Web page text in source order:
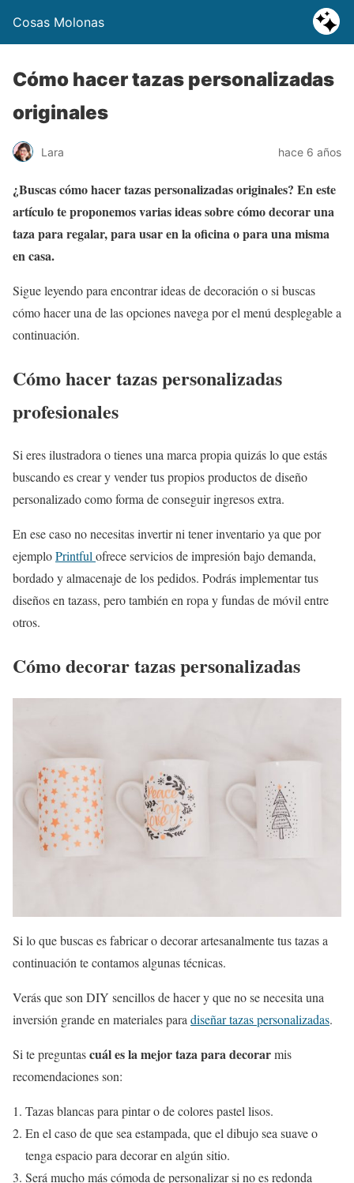
Cosas Molonas
Cómo hacer tazas personalizadas
originales
Lara hace 6 años
¿Buscas cómo hacer tazas personalizadas originales? En este
artículo te proponemos varias ideas sobre cómo decorar una
taza para regalar, para usar en la oficina o para una misma
en casa.
Sigue leyendo para encontrar ideas de decoración o si buscas
cómo hacer una de las opciones navega por el menú desplegable a
continuación.
Cómo hacer tazas personalizadas
profesionales
Si eres ilustradora o tienes una marca propia quizás lo que estás
buscando es crear y vender tus propios productos de diseño
personalizado como forma de conseguir ingresos extra.
En ese caso no necesitas invertir ni tener inventario ya que por
ejemploPrintful ofrece servicios de impresión bajo demanda,
bordado y almacenaje de los pedidos. Podrás implementar tus
diseños en tazass, pero también en ropa y fundas de móvil entre
otros.
Cómo decorar tazas personalizadas
Si lo que buscas es fabricar o decorar artesanalmente tus tazas a
continuación te contamos algunas técnicas.
Verás que son DIY sencillos de hacer y que no se necesita una
inversión grande en materiales para diseñar tazas personalizadas.
Si te preguntascuál es la mejor taza para decorarmis
recomendaciones son:
Tazas blancas para pintar o de colores pastel lisos.
En el caso de que sea estampada, que el dibujo sea suave o
tenga espacio para decorar en algún sitio.
Será mucho más cómoda de personalizar si no es redonda